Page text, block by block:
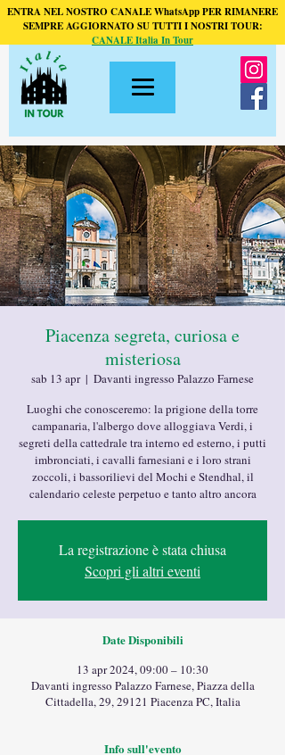
ENTRA NEL NOSTRO CANALE WhatsApp PER RIMANERE
SEMPRE AGGIORNATO SU TUTTI I NOSTRI TOUR:
CANALE Italia In Tour
Piacenza segreta, curiosa e
misteriosa
sab 13 apr
  |
Davanti ingresso Palazzo Farnese
Luoghi che conosceremo: la prigione della torre
campanaria, l'albergo dove alloggiava Verdi, i
segreti della cattedrale tra interno ed esterno, i putti
imbronciati, i cavalli farnesiani e i loro strani
zoccoli, i bassorilievi del Mochi e Stendhal, il
calendario celeste perpetuo e tanto altro ancora
La registrazione è stata chiusa
Scopri gli altri eventi
Date Disponibili
13 apr 2024, 09:00 – 10:30
Davanti ingresso Palazzo Farnese, Piazza della
Cittadella, 29, 29121 Piacenza PC, Italia
Info sull'evento